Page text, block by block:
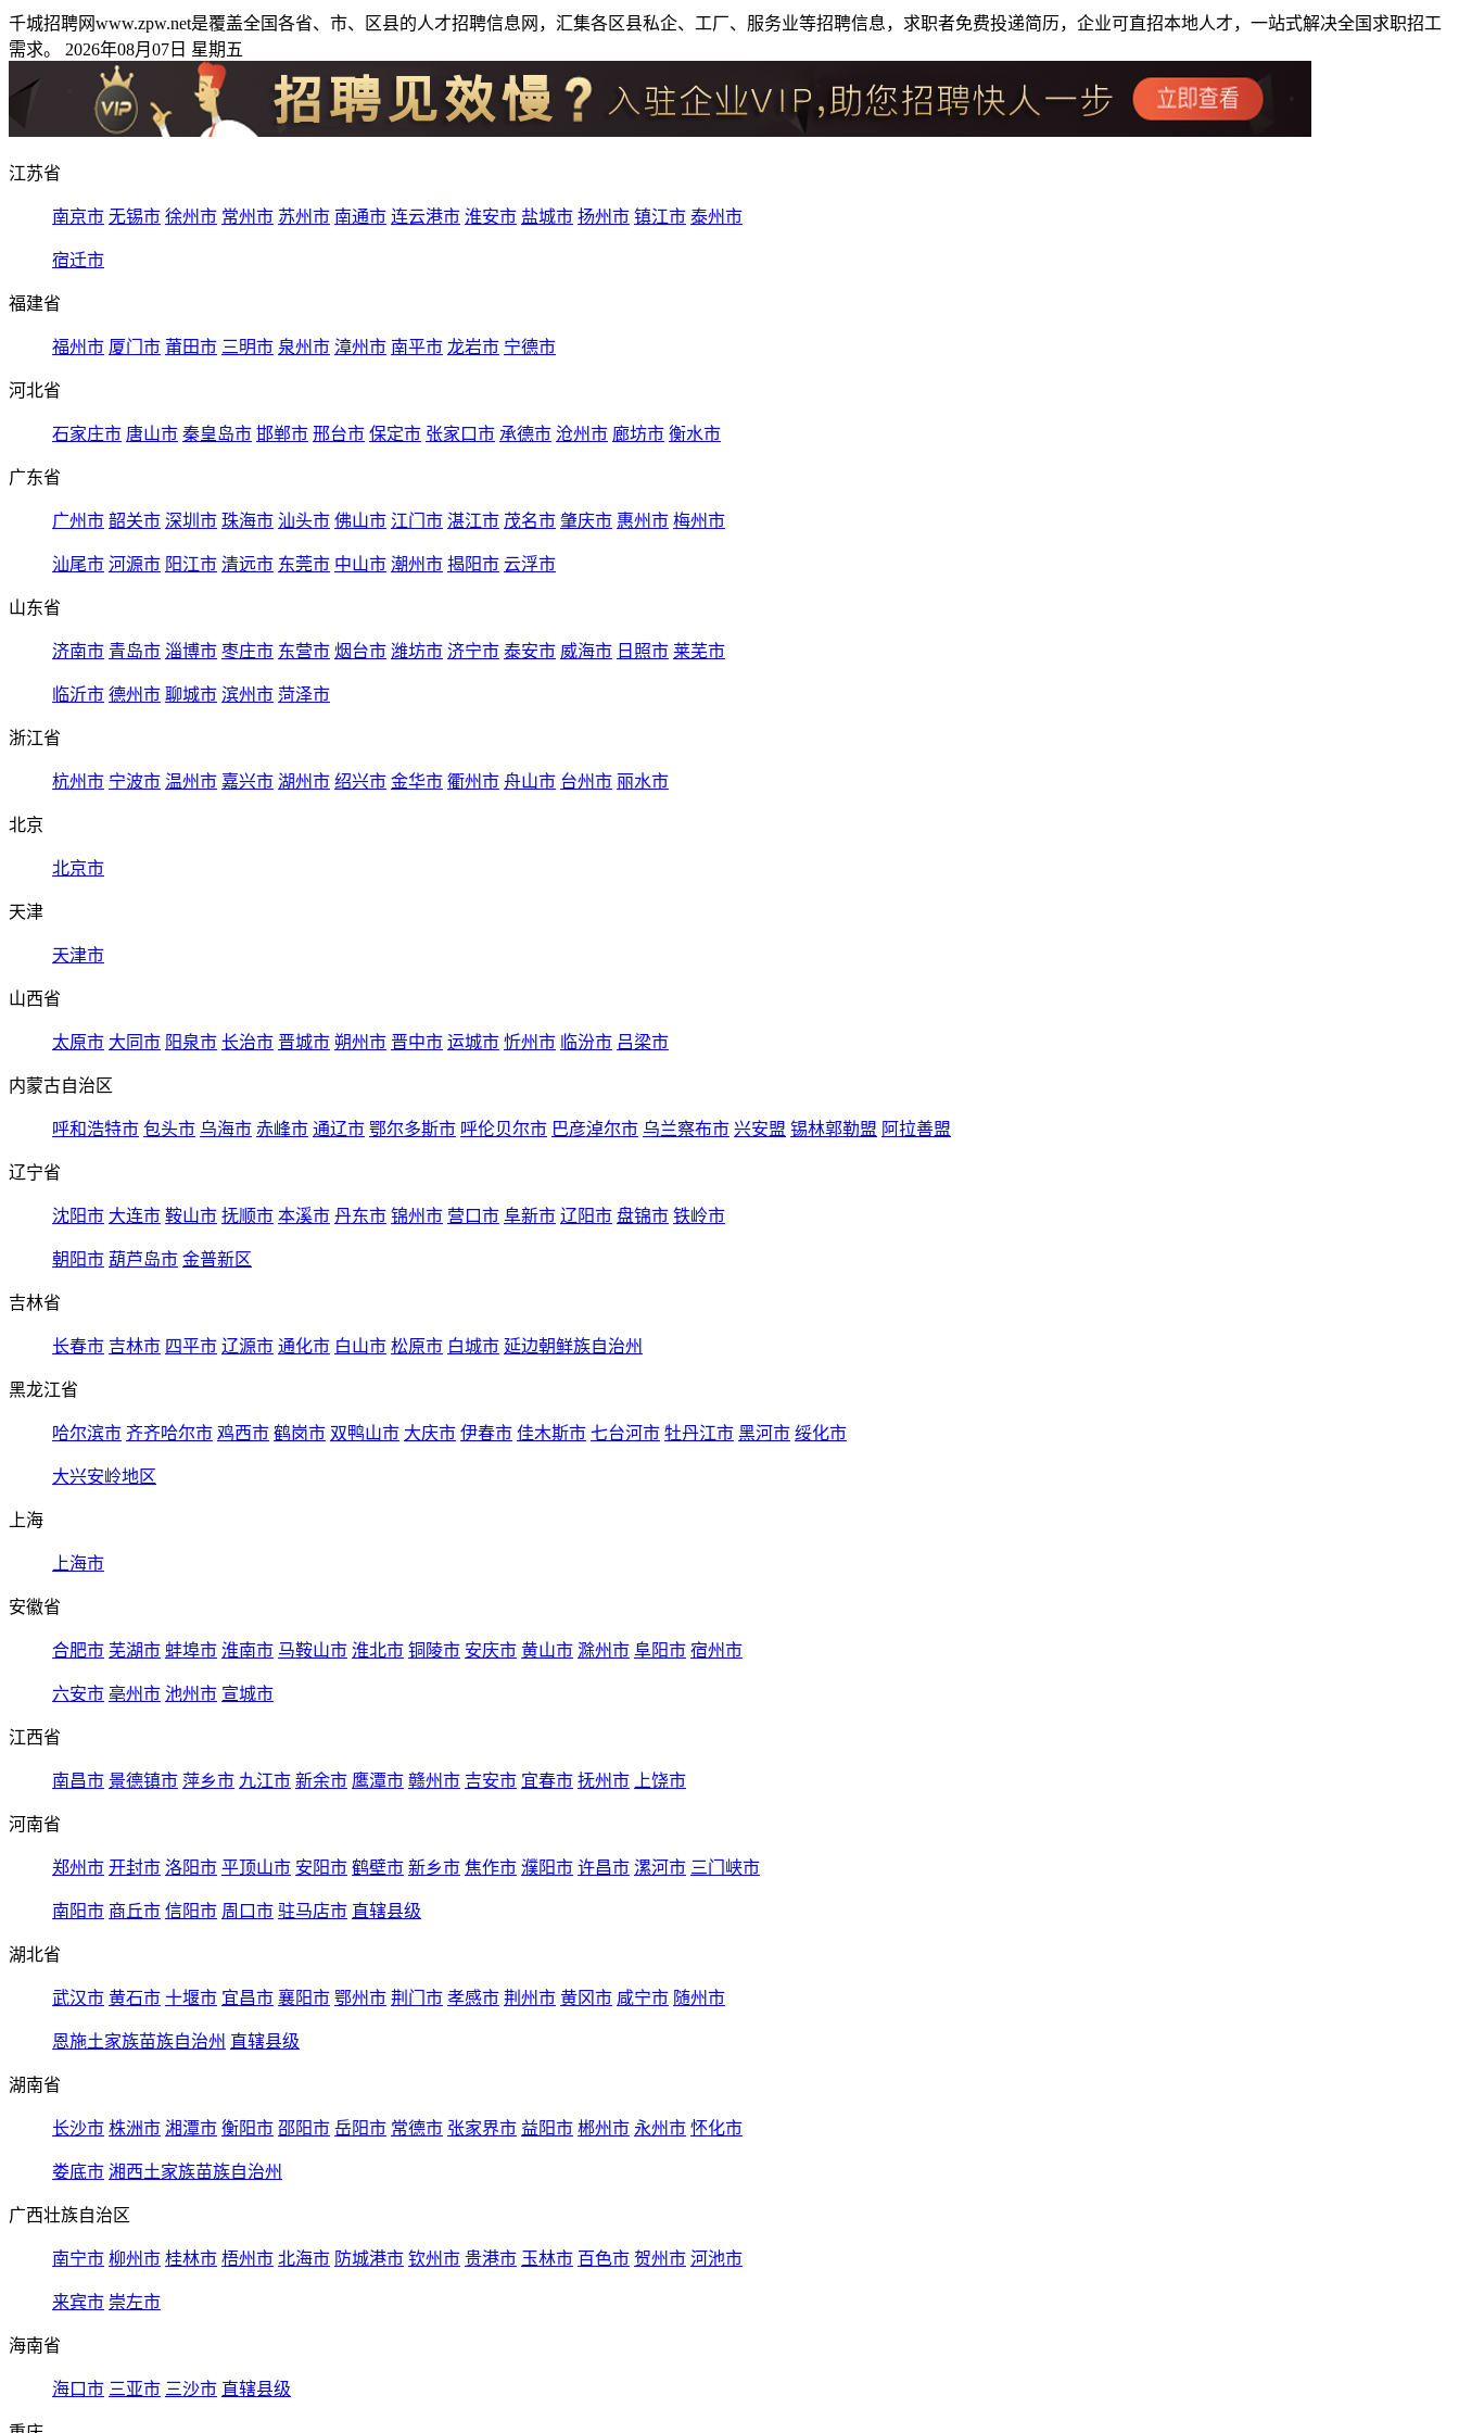
千城招聘网www.zpw.net是覆盖全国各省、市、区县的人才招聘信息网，汇集各区县私企、工厂、服务业等招聘信息，求职者免费投递简历，企业可直招本地人才，一站式解决全国求职招工
需求。 2026年08月07日 星期五
江苏省
南京市 无锡市 徐州市 常州市 苏州市 南通市 连云港市 淮安市 盐城市 扬州市 镇江市 泰州市
宿迁市
福建省
福州市 厦门市 莆田市 三明市 泉州市 漳州市 南平市 龙岩市 宁德市
河北省
石家庄市 唐山市 秦皇岛市 邯郸市 邢台市 保定市 张家口市 承德市 沧州市 廊坊市 衡水市
广东省
广州市 韶关市 深圳市 珠海市 汕头市 佛山市 江门市 湛江市 茂名市 肇庆市 惠州市 梅州市
汕尾市 河源市 阳江市 清远市 东莞市 中山市 潮州市 揭阳市 云浮市
山东省
济南市 青岛市 淄博市 枣庄市 东营市 烟台市 潍坊市 济宁市 泰安市 威海市 日照市 莱芜市
临沂市 德州市 聊城市 滨州市 菏泽市
浙江省
杭州市 宁波市 温州市 嘉兴市 湖州市 绍兴市 金华市 衢州市 舟山市 台州市 丽水市
北京
北京市
天津
天津市
山西省
太原市 大同市 阳泉市 长治市 晋城市 朔州市 晋中市 运城市 忻州市 临汾市 吕梁市
内蒙古自治区
呼和浩特市 包头市 乌海市 赤峰市 通辽市 鄂尔多斯市 呼伦贝尔市 巴彦淖尔市 乌兰察布市 兴安盟 锡林郭勒盟 阿拉善盟
辽宁省
沈阳市 大连市 鞍山市 抚顺市 本溪市 丹东市 锦州市 营口市 阜新市 辽阳市 盘锦市 铁岭市
朝阳市 葫芦岛市 金普新区
吉林省
长春市 吉林市 四平市 辽源市 通化市 白山市 松原市 白城市 延边朝鲜族自治州
黑龙江省
哈尔滨市 齐齐哈尔市 鸡西市 鹤岗市 双鸭山市 大庆市 伊春市 佳木斯市 七台河市 牡丹江市 黑河市 绥化市
大兴安岭地区
上海
上海市
安徽省
合肥市 芜湖市 蚌埠市 淮南市 马鞍山市 淮北市 铜陵市 安庆市 黄山市 滁州市 阜阳市 宿州市
六安市 亳州市 池州市 宣城市
江西省
南昌市 景德镇市 萍乡市 九江市 新余市 鹰潭市 赣州市 吉安市 宜春市 抚州市 上饶市
河南省
郑州市 开封市 洛阳市 平顶山市 安阳市 鹤壁市 新乡市 焦作市 濮阳市 许昌市 漯河市 三门峡市
南阳市 商丘市 信阳市 周口市 驻马店市 直辖县级
湖北省
武汉市 黄石市 十堰市 宜昌市 襄阳市 鄂州市 荆门市 孝感市 荆州市 黄冈市 咸宁市 随州市
恩施土家族苗族自治州 直辖县级
湖南省
长沙市 株洲市 湘潭市 衡阳市 邵阳市 岳阳市 常德市 张家界市 益阳市 郴州市 永州市 怀化市
娄底市 湘西土家族苗族自治州
广西壮族自治区
南宁市 柳州市 桂林市 梧州市 北海市 防城港市 钦州市 贵港市 玉林市 百色市 贺州市 河池市
来宾市 崇左市
海南省
海口市 三亚市 三沙市 直辖县级